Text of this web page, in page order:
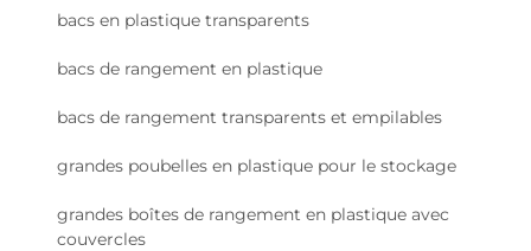
bacs en plastique transparents
bacs de rangement en plastique
bacs de rangement transparents et empilables
grandes poubelles en plastique pour le stockage
grandes boîtes de rangement en plastique avec
couvercles